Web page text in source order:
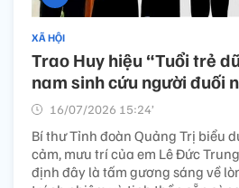
XÃ HỘI
Trao Huy hiệu “Tuổi trẻ
nam sinh cứu người đuối
16/07/2026 15:24’
Bí thư Tỉnh đoàn Quảng Trị biểu
cảm, mưu trí của em Lê Đức
định đây là tấm gương sáng về